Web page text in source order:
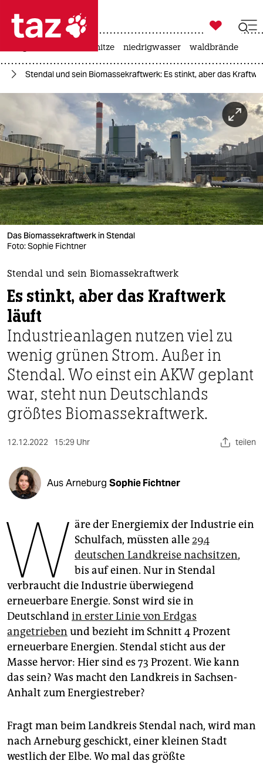
 taz zahl ich
taz zahl ich
politik
öko
gesellschaft
kultur
sport
berlin
nord
wahrheit
verlag
verlag
veranstaltungen
shop
fragen & hilfe
abo
epaper login

taz zahl ich
hitze niedrigwasser waldbrände
Stendal und sein Biomassekraftwerk: Es stinkt, aber das
Das Biomassekraftwerk in Stendal
Foto: Sophie Fichtner
Stendal und sein Biomassekraftwerk
Es stinkt, aber das Kraftwerk
läuft
Industrieanlagen nutzen viel zu
wenig grünen Strom. Außer in
Stendal. Wo einst ein AKW geplant
war, steht nun Deutschlands
größtes Biomassekraftwerk.
12.12.2022 15:29 Uhr teilen
Aus Arneburg Sophie Fichtner
W äre der Energiemix der Industrie ein
Schulfach, müssten alle294
deutschen Landkreise nachsitzen,
bis auf einen. Nur in Stendal
verbraucht die Industrie überwiegend
erneuerbare Energie. Sonst wird sie in
Deutschlandin erster Linie von Erdgas
angetrieben und bezieht im Schnitt 4 Prozent
erneuerbare Energien. Stendal sticht aus der
Masse hervor: Hier sind es 73 Prozent. Wie kann
das sein? Was macht den Landkreis in Sachsen-
Anhalt zum Energiestreber?
Fragt man beim Landkreis Stendal nach, wird man
nach Arneburg geschickt, einer kleinen Stadt
westlich der Elbe. Wo mal das größte